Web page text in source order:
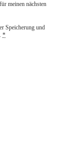
meinen nächsten
Speicherung und
*